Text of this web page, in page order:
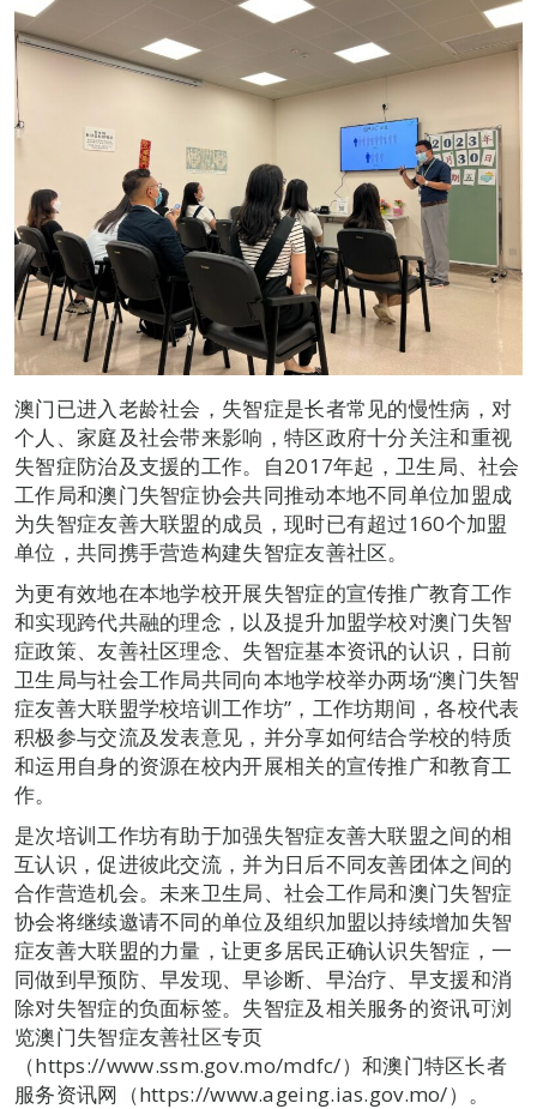
澳门已进入老龄社会，失智症是长者常见的慢性病，对
个人、家庭及社会带来影响，特区政府十分关注和重视
失智症防治及支援的工作。自2017年起，卫生局、社会
工作局和澳门失智症协会共同推动本地不同单位加盟成
为失智症友善大联盟的成员，现时已有超过160个加盟
单位，共同携手营造构建失智症友善社区。
为更有效地在本地学校开展失智症的宣传推广教育工作
和实现跨代共融的理念，以及提升加盟学校对澳门失智
症政策、友善社区理念、失智症基本资讯的认识，日前
卫生局与社会工作局共同向本地学校举办两场“澳门失智
症友善大联盟学校培训工作坊”，工作坊期间，各校代表
积极参与交流及发表意见，并分享如何结合学校的特质
和运用自身的资源在校内开展相关的宣传推广和教育工
作。
是次培训工作坊有助于加强失智症友善大联盟之间的相
互认识，促进彼此交流，并为日后不同友善团体之间的
合作营造机会。未来卫生局、社会工作局和澳门失智症
协会将继续邀请不同的单位及组织加盟以持续增加失智
症友善大联盟的力量，让更多居民正确认识失智症，一
同做到早预防、早发现、早诊断、早治疗、早支援和消
除对失智症的负面标签。失智症及相关服务的资讯可浏
览澳门失智症友善社区专页
（https://www.ssm.gov.mo/mdfc/）和澳门特区长者
服务资讯网（https://www.ageing.ias.gov.mo/）。